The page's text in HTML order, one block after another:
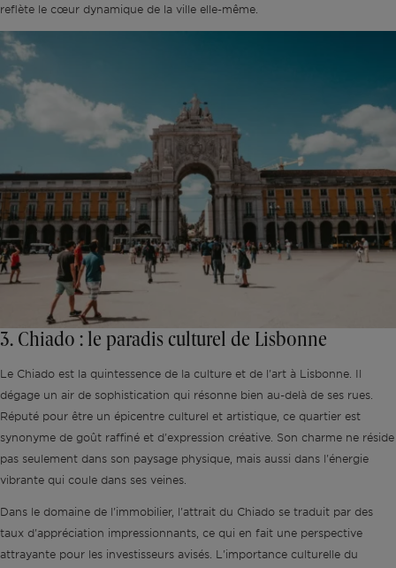
reflète le cœur dynamique de la ville elle-même.
3. Chiado : le paradis culturel de Lisbonne
Le Chiado est la quintessence de la culture et de l'art à Lisbonne. Il
dégage un air de sophistication qui résonne bien au-delà de ses rues.
Réputé pour être un épicentre culturel et artistique, ce quartier est
synonyme de goût raffiné et d'expression créative. Son charme ne réside
pas seulement dans son paysage physique, mais aussi dans l'énergie
vibrante qui coule dans ses veines.
Dans le domaine de l'immobilier, l'attrait du Chiado se traduit par des
taux d'appréciation impressionnants, ce qui en fait une perspective
attrayante pour les investisseurs avisés. L'importance culturelle du